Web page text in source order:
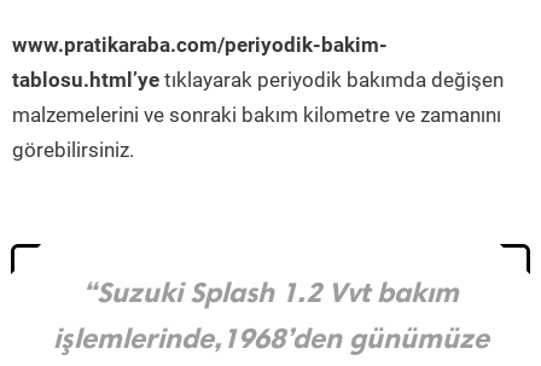
www.pratikaraba.com/periyodik-bakim-
tablosu.html’ye tıklayarak periyodik bakımda değişen
malzemelerini ve sonraki bakım kilometre ve zamanını
görebilirsiniz.
“Suzuki Splash 1.2 Vvt bakım
işlemlerinde,1968’den günümüze